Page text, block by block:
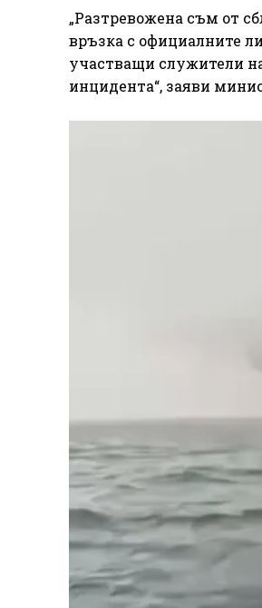
„Разтревожена съм от
връзка с официалните
участващи служители
инцидента“, заяви